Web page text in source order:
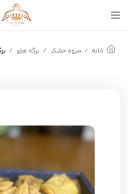
خانه میوه خشک برگه هلو